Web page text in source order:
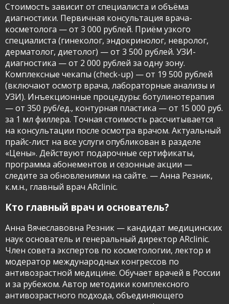
Стоимость зависит от специалиста и объёма
диагностики. Первичная консультация врача-
косметолога — от 3 000 рублей. Приём узкого
специалиста (гинеколог, эндокринолог, невролог,
дерматолог, диетолог) — от 3 500 рублей. УЗИ-
диагностика — от 2 000 рублей за одну зону.
Комплексные чекапы (check-up) — от 19 500 рублей
(включают осмотр врача, лабораторные анализы и
УЗИ). Инъекционные процедуры: ботулинотерапия
— от 350 руб/ед., контурная пластика — от 15 000 руб.
за 1 мл филлера. Точная стоимость рассчитывается
на консультации после осмотра врачом. Актуальный
прайс-лист на все услуги опубликован в разделе
«Цены». Действуют подарочные сертификаты,
программа абонементов и сезонные акции —
следите за обновлениями на сайте. — Анна Резник,
к.м.н., главный врач ARclinic.
Кто главный врач и основатель?
Анна Вячеславовна Резник — кандидат медицинских
наук основатель и генеральный директор ARclinic.
Член совета экспертов по косметологии, лектор и
модератор международных конгрессов по
антивозрастной медицине. Обучает врачей в России
и за рубежом. Автор методики комплексного
антивозрастного подхода, объединяющего